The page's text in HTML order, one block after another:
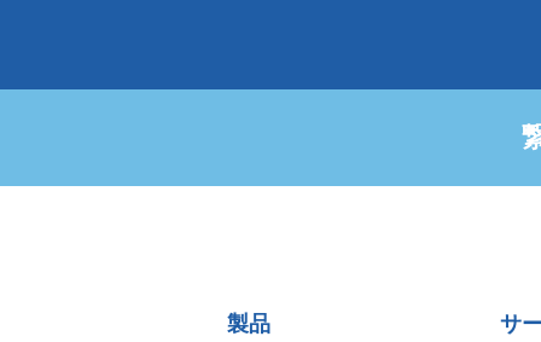
Sitemap
製品
サ